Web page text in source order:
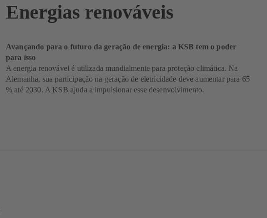
Energias renováveis
Avançando para o futuro da geração de energia: a KSB tem o poder
para isso
A energia renovável é utilizada mundialmente para proteção climática. Na
Alemanha, sua participação na geração de eletricidade deve aumentar para 65
% até 2030. A KSB ajuda a impulsionar esse desenvolvimento.